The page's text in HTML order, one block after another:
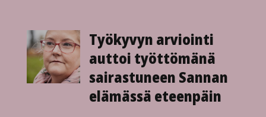
Työ­kyvyn arviointi
auttoi työttömänä
sairastuneen Sannan
elämässä eteenpäin